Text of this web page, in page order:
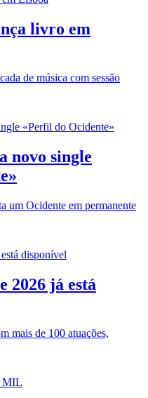
livro em
de música com sessão
novo single
um Ocidente em permanente
2026 já está
mais de 100 atuações,